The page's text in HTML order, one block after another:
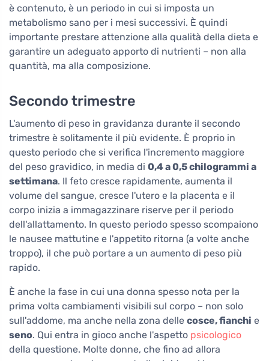
è contenuto, è un periodo in cui si imposta un
metabolismo sano per i mesi successivi. È quindi
importante prestare attenzione alla qualità della dieta e
garantire un adeguato apporto di nutrienti – non alla
quantità, ma alla composizione.
Secondo trimestre
L'aumento di peso in gravidanza durante il secondo
trimestre è solitamente il più evidente. È proprio in
questo periodo che si verifica l'incremento maggiore
del peso gravidico, in media di 0,4 a 0,5 chilogrammi a
settimana. Il feto cresce rapidamente, aumenta il
volume del sangue, cresce l'utero e la placenta e il
corpo inizia a immagazzinare riserve per il periodo
dell'allattamento. In questo periodo spesso scompaiono
le nausee mattutine e l'appetito ritorna (a volte anche
troppo), il che può portare a un aumento di peso più
rapido.
È anche la fase in cui una donna spesso nota per la
prima volta cambiamenti visibili sul corpo – non solo
sull'addome, ma anche nella zona delle cosce, fianchi e
seno. Qui entra in gioco anche l'aspetto psicologico
della questione. Molte donne, che fino ad allora